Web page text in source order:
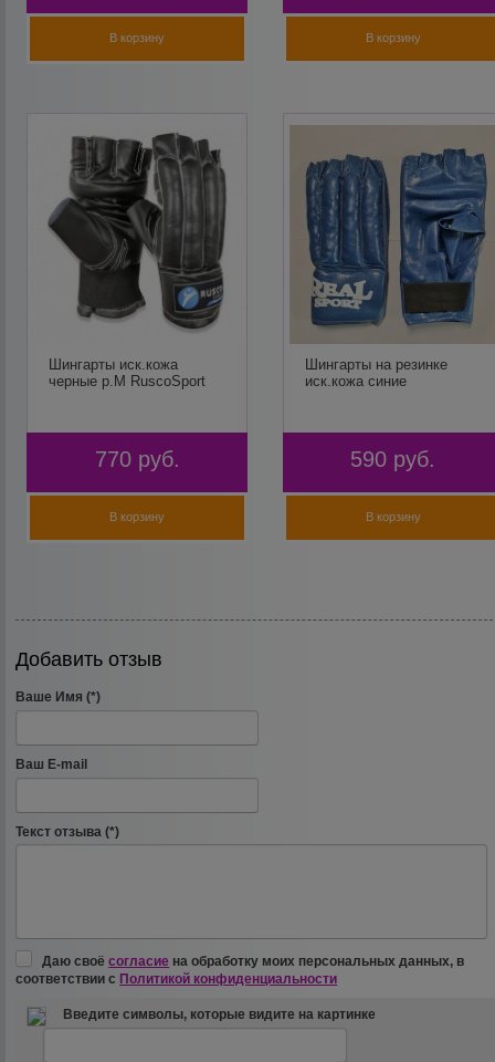
В корзину В корзину
Шингарты иск.кожа
черные р.М RuscoSport
770 руб.
В корзину
Шингарты на резинке
иск.кожа синие
590 руб.
В корзину
Добавить отзыв
Ваше Имя (*)
Ваш E-mail
Текст отзыва (*)
Даю своёсогласие на обработку моих персональных данных, в
соответствии с Политикой конфиденциальности
Введите символы, которые видите на картинке